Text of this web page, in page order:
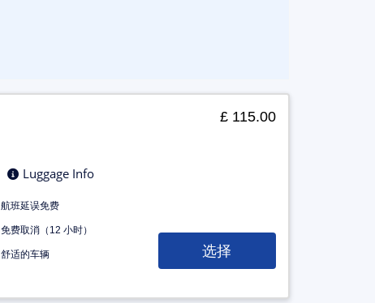
Luggage Info
航班延误免费
免费取消（12 小时）
舒适的车辆
£ 115.00
选择